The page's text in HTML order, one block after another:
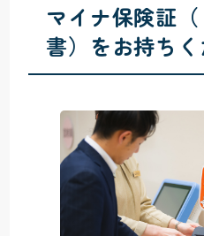
マイナ保険証
書）をお持ち